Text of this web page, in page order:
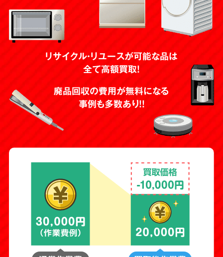
リサイクル・リユースが可能な品は
全て高額買取！
廃品回収の費用が無料になる
事例も多数あり！！